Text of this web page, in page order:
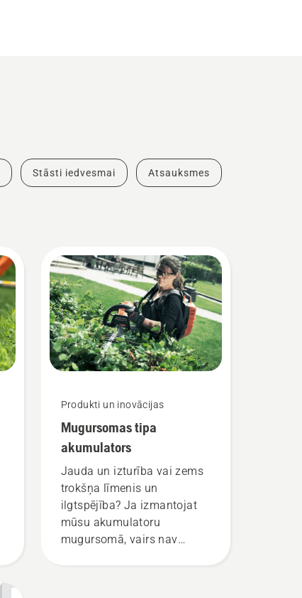
Stāsti iedvesmai Atsauksmes
Produkti un inovācijas
Mugursomas tipa
akumulators
Jauda un izturība vai zems
trokšņa līmenis un
ilgtspējība? Ja izmantojat
mūsu akumulatoru
mugursomā, vairs nav